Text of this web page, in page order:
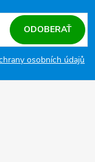
osobních údajů
ODOBERAŤ